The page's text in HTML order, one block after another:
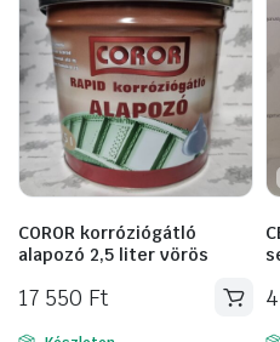
COROR korróziógátló
alapozó 2,5 liter vörös
17 550 Ft